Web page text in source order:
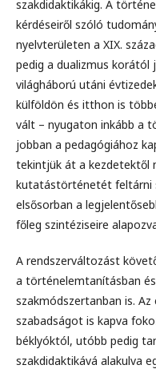
szakdidaktikákig. A
kérdéseiről szóló
nyelvterületen a XIX.
pedig a dualizmus korától
világháború utáni
külföldön és itthon is
vált – nyugaton inkább a
jobban a pedagógiához
tekintjük át a kezdetektől
kutatástörténetét feltárni
elsősorban a
főleg szintéziseire
A rendszerváltozást
a történelemtanításban
szakmódszertanban is.
szabadságot is kapva
béklyóktól, utóbb pedig
szakdidaktikává alakulva